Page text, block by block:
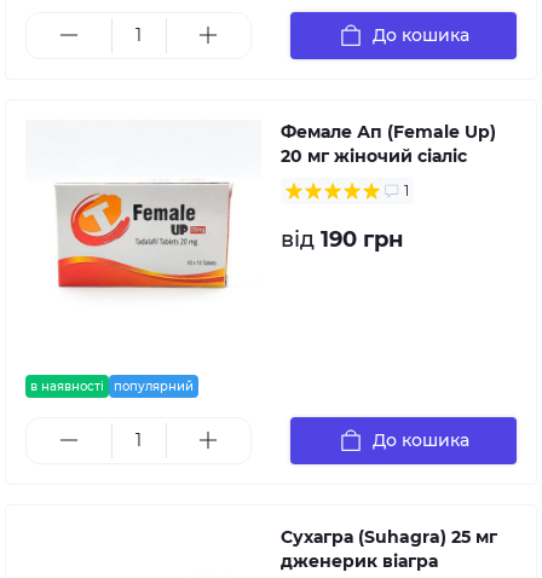
До кошика
в наявності популярний
Фемале Ап (Female Up)
20 мг жіночий сіаліс
1
від 190 грн
До кошика
Сухагра (Suhagra) 25 мг
дженерик віагра